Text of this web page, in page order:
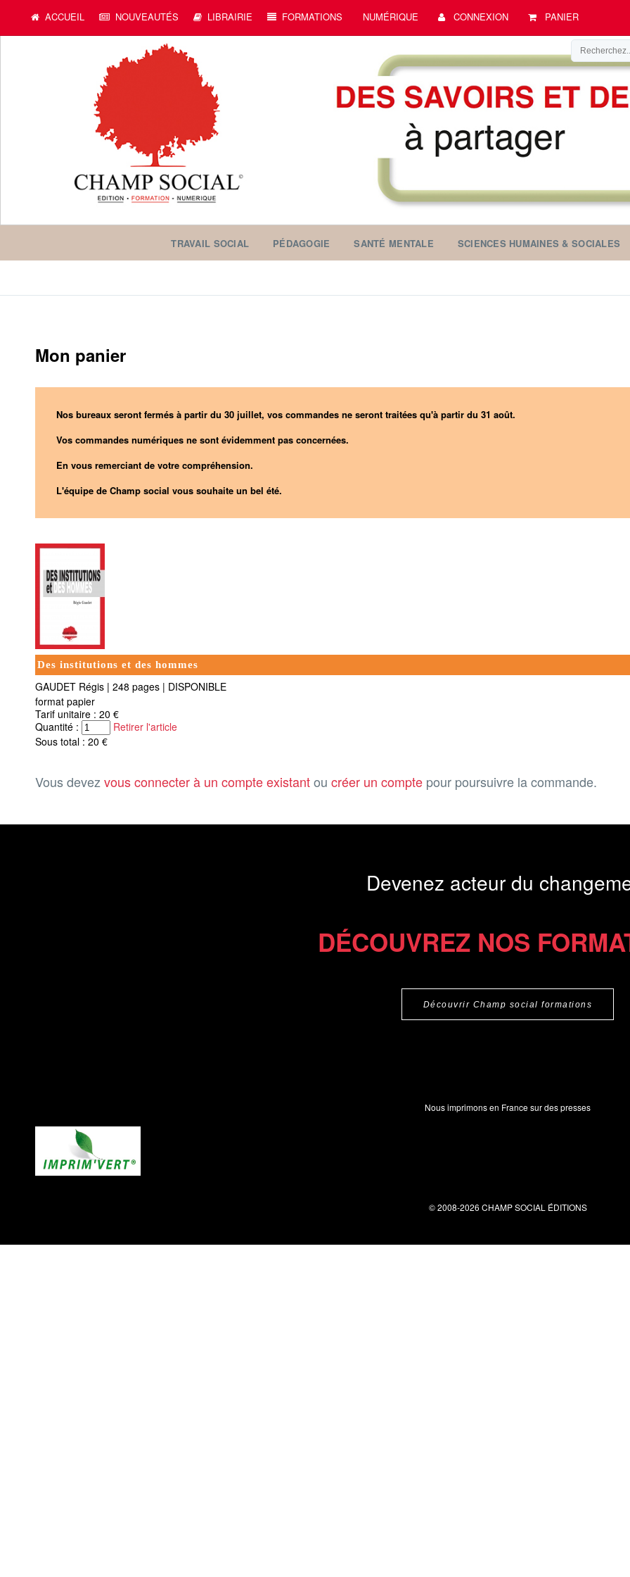
ACCUEIL NOUVEAUTÉS LIBRAIRIE FORMATIONS NUMÉRIQUE CONNEXION PANIER
TRAVAIL SOCIAL PÉDAGOGIE SANTÉ MENTALE SCIENCES HUMAINES & SOCIALES
Mon panier
Nos bureaux seront fermés à partir du 30 juillet, vos commandes ne seront traitées qu'à partir du 31 août.
Vos commandes numériques ne sont évidemment pas concernées.
En vous remerciant de votre compréhension.
L'équipe de Champ social vous souhaite un bel été.
Des institutions et des hommes
GAUDET Régis | 248 pages | DISPONIBLE
format papier
Tarif unitaire : 20 €
Quantité :
Retirer l'article
Sous total : 20 €
Vous devezvous connecter à un compte existantou créer un compte pour poursuivre la commande.
Devenez acteur du
DÉCOUVREZ NOS
Découvrir Champ social formations
Nous imprimons en France sur des presses
© 2008-2026 CHAMP SOCIAL ÉDITIONS